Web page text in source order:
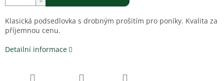
Klasická podsedlovka s drobným prošitím pro poníky. Kvalita za
příjemnou cenu.
Detailní informace